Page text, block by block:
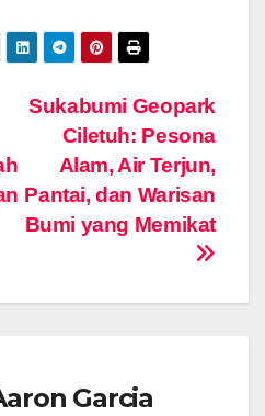
Sukabumi Geopark
Ciletuh: Pesona
Alam, Air Terjun,
Pantai, dan Warisan
Bumi yang Memikat
Garcia